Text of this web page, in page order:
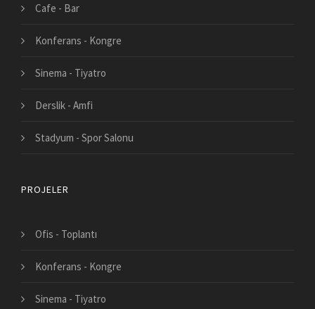
Cafe - Bar
Konferans - Kongre
Sinema - Tiyatro
Derslik - Amfi
Stadyum - Spor Salonu
PROJELER
Ofis - Toplantı
Konferans - Kongre
Sinema - Tiyatro